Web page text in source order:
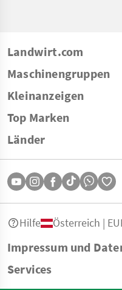
Landwirt.com
Maschinengruppen
Kleinanzeigen
Top Marken
Länder
Impressum und
Services
Hilfe Österreich |